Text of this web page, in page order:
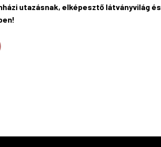
utazásnak, elképesztő látványvilág és